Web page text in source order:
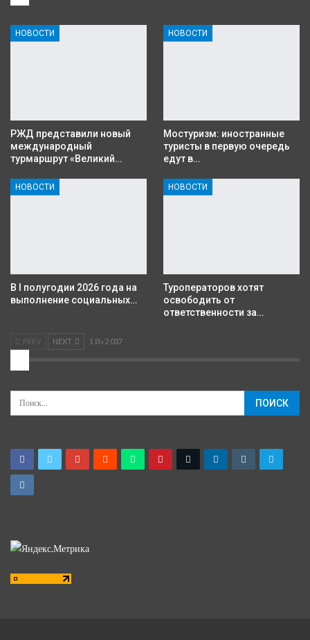
НОВОСТИ
РЖД представили новый
международный
турмаршрут «Великий…
НОВОСТИ
Мостуризм: иностранные
туристы в первую очередь
едут в…
НОВОСТИ
В I полугодии 2026 года на
выполнение социальных…
НОВОСТИ
Туроператоров хотят
освободить от
ответственности за…
PREV NEXT 1 Из 2 037